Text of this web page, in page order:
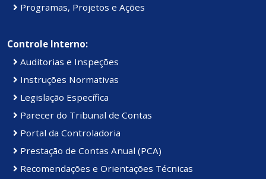
Programas, Projetos e Ações
Controle Interno:
Auditorias e Inspeções
Instruções Normativas
Legislação Específica
Parecer do Tribunal de Contas
Portal da Controladoria
Prestação de Contas Anual (PCA)
Recomendações e Orientações Técnicas